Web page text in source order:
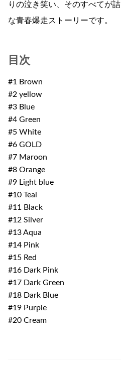
りの泣き笑い、そのすべてが
な青春爆走ストーリーです。
目次
#1 Brown
#2 yellow
#3 Blue
#4 Green
#5 White
#6 GOLD
#7 Maroon
#8 Orange
#9 Light blue
#10 Teal
#11 Black
#12 Silver
#13 Aqua
#14 Pink
#15 Red
#16 Dark Pink
#17 Dark Green
#18 Dark Blue
#19 Purple
#20 Cream